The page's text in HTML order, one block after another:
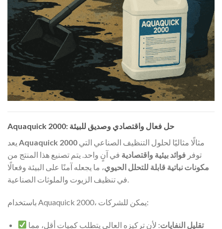
Aquaquick 2000: حل فعال واقتصادي وصديق للبيئة
Aquaquick 2000
توفر فوائد بيئية واقتصادية في آنٍ واحد. يتم تصنيع هذا المنتج من
مكونات نباتية قابلة للتحلل الحيوي، ما يجعله آمنًا على البيئة وفعالًا
في تنظيف الزيوت والملوثات الصناعية.
باستخدام Aquaquick 2000، يمكن للشركات:
تقليل النفايات: لأن تركيزه العالي يتطلب كميات أقل، مما